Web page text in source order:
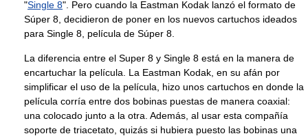
"Single 8". Pero cuando la Eastman Kodak lanzó el formato de
Súper 8, decidieron de poner en los nuevos cartuchos ideados
para Single 8, película de Súper 8.
La diferencia entre el Super 8 y Single 8 está en la manera de
encartuchar la película. La Eastman Kodak, en su afán por
simplificar el uso de la película, hizo unos cartuchos en donde la
película corría entre dos bobinas puestas de manera coaxial:
una colocado junto a la otra. Además, al usar esta compañía
soporte de triacetato, quizás si hubiera puesto las bobinas una